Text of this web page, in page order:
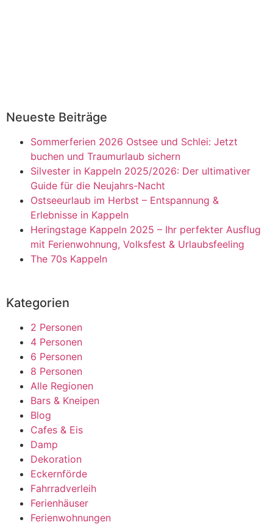
Neueste Beiträge
Sommerferien 2026 Ostsee und Schlei: Jetzt
buchen und Traumurlaub sichern
Silvester in Kappeln 2025/2026: Der ultimativer
Guide für die Neujahrs-Nacht
Ostseeurlaub im Herbst – Entspannung &
Erlebnisse in Kappeln
Heringstage Kappeln 2025 – Ihr perfekter Ausflug
mit Ferienwohnung, Volksfest & Urlaubsfeeling
The 70s Kappeln
Kategorien
2 Personen
4 Personen
6 Personen
8 Personen
Alle Regionen
Bars & Kneipen
Blog
Cafes & Eis
Damp
Dekoration
Eckernförde
Fahrradverleih
Ferienhäuser
Ferienwohnungen